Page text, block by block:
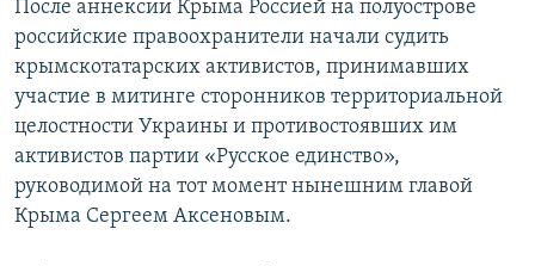
После аннексии Крыма Россией на полуострове
российские правоохранители начали судить
крымскотатарских активистов, принимавших
участие в митинге сторонников территориальной
целостности Украины и противостоявших им
активистов партии «Русское единство»,
руководимой на тот момент нынешним главой
Крыма Сергеем Аксеновым.